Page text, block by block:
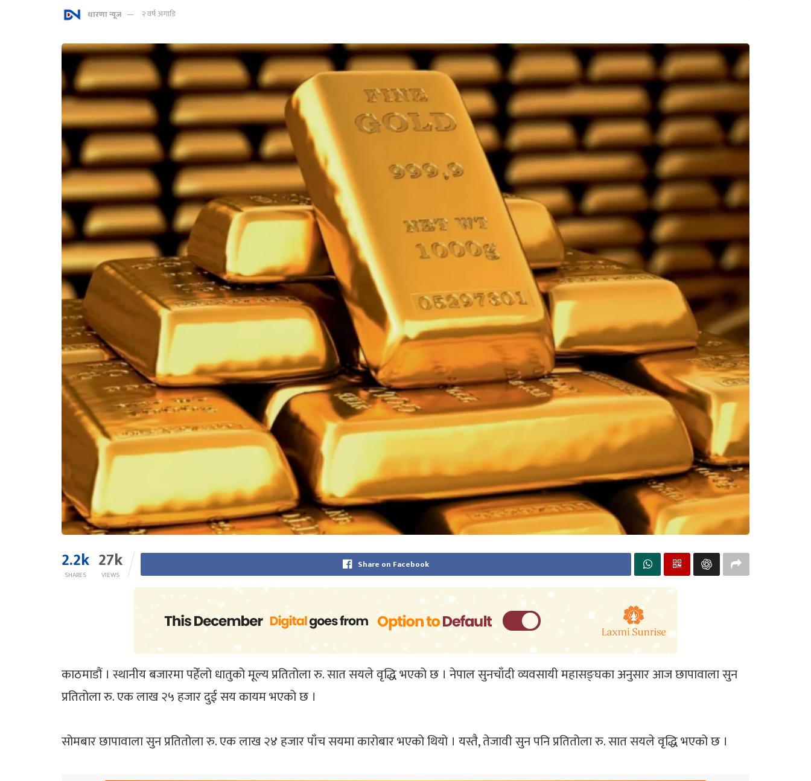
धारणा न्यूज २ वर्ष अगाडि
2.2k
SHARES
27k
VIEWS
Share on Facebook
काठमाडौं । स्थानीय बजारमा पहेँलो धातुको मूल्य प्रतितोला रु. सात सयले वृद्धि भएको छ । नेपाल सुनचाँदी व्यवसायी महासङ्घका अनुसार आज छापावाला सुन
प्रतितोला रु. एक लाख २५ हजार दुई सय कायम भएको छ ।
सोमबार छापावाला सुन प्रतितोला रु. एक लाख २४ हजार पाँच सयमा कारोबार भएको थियो । यस्तै, तेजावी सुन पनि प्रतितोला रु. सात सयले वृद्धि भएको छ ।